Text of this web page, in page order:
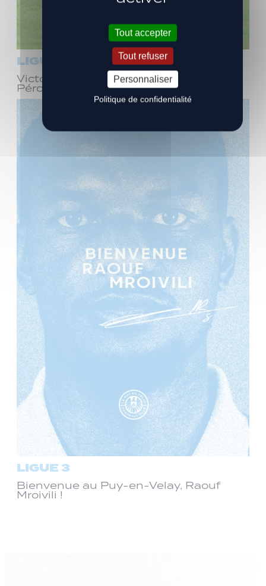
LIGUE 3
Victoire face à Bourg-en-Bresse
Péronnas (1-0)
LIGUE 3
Bienvenue au Puy-en-Velay, Raouf
Mroivili !
Tout accepter
Tout refuser
Personnaliser
Politique de confidentialité